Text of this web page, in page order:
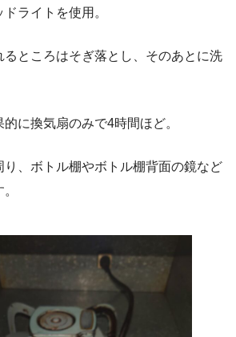
ライトを使用。
るところはそぎ落とし、そのあとに洗
に換気扇のみで4時間ほど。
り、ボトル棚やボトル棚背面の鏡など